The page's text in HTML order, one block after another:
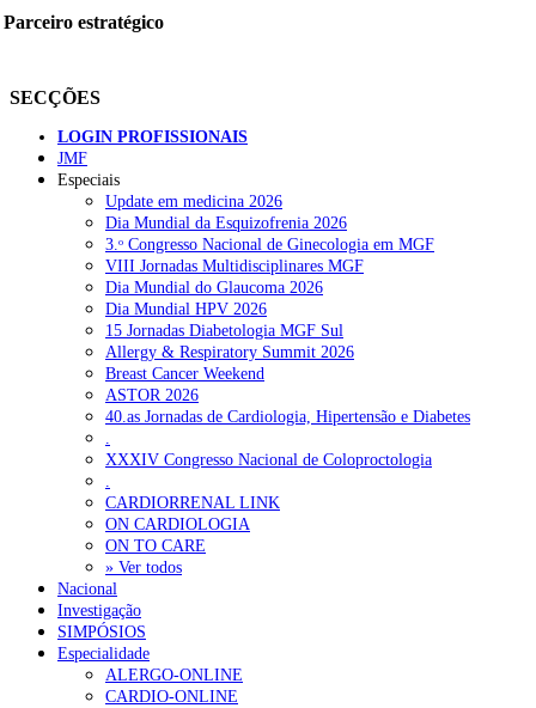
Parceiro estratégico
SECÇÕES
LOGIN PROFISSIONAIS
JMF
Especiais
Update em medicina 2026
Dia Mundial da Esquizofrenia 2026
3.ᵒ Congresso Nacional de Ginecologia em MGF
VIII Jornadas Multidisciplinares MGF
Dia Mundial do Glaucoma 2026
Dia Mundial HPV 2026
15 Jornadas Diabetologia MGF Sul
Allergy & Respiratory Summit 2026
Breast Cancer Weekend
ASTOR 2026
40.as Jornadas de Cardiologia, Hipertensão e Diabetes
.
XXXIV Congresso Nacional de Coloproctologia
.
CARDIORRENAL LINK
ON CARDIOLOGIA
ON TO CARE
» Ver todos
Nacional
Investigação
SIMPÓSIOS
Especialidade
ALERGO-ONLINE
CARDIO-ONLINE